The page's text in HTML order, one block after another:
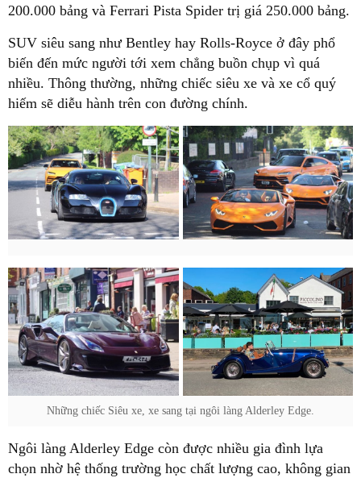
200.000 bảng và Ferrari Pista Spider trị giá 250.000 bảng.
SUV siêu sang như Bentley hay Rolls-Royce ở đây phổ
biến đến mức người tới xem chẳng buồn chụp vì quá
nhiều. Thông thường, những chiếc siêu xe và xe cổ quý
hiếm sẽ diễu hành trên con đường chính.
Những chiếc Siêu xe, xe sang tại ngôi làng Alderley Edge.
Ngôi làng Alderley Edge còn được nhiều gia đình lựa
chọn nhờ hệ thống trường học chất lượng cao, không gian